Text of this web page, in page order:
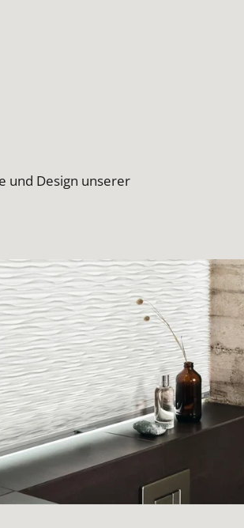
und Design unserer